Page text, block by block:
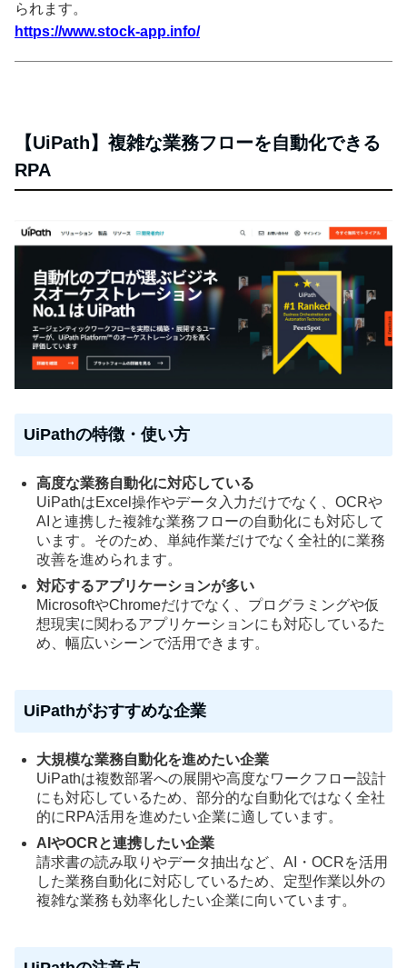
られます。
https://www.stock-app.info/
【UiPath】複雑な業務フローを自動化できる
RPA
UiPathの特徴・使い方
高度な業務自動化に対応している
UiPathはExcel操作やデータ入力だけでなく、OCRや
AIと連携した複雑な業務フローの自動化にも対応して
います。そのため、単純作業だけでなく全社的に業務
改善を進められます。
対応するアプリケーションが多い
MicrosoftやChromeだけでなく、プログラミングや仮
想現実に関わるアプリケーションにも対応しているた
め、幅広いシーンで活用できます。
UiPathがおすすめな企業
大規模な業務自動化を進めたい企業
UiPathは複数部署への展開や高度なワークフロー設計
にも対応しているため、部分的な自動化ではなく全社
的にRPA活用を進めたい企業に適しています。
AIやOCRと連携したい企業
請求書の読み取りやデータ抽出など、AI・OCRを活用
した業務自動化に対応しているため、定型作業以外の
複雑な業務も効率化したい企業に向いています。